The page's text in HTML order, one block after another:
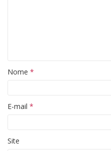
Nome *
E-mail *
Site